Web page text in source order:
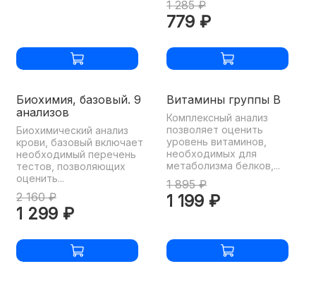
1 285 ₽
779 ₽
Биохимия, базовый. 9
анализов
Биохимический анализ
крови, базовый включает
необходимый перечень
тестов, позволяющих
оценить...
2 160 ₽
1 299 ₽
Витамины группы B
Комплексный анализ
позволяет оценить
уровень витаминов,
необходимых для
метаболизма белков,...
1 895 ₽
1 199 ₽